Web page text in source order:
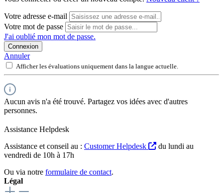
Votre adresse e-mail
Votre mot de passe
J'ai oublié mon mot de passe.
Connexion
Annuler
Afficher les évaluations uniquement dans la langue actuelle.
Aucun avis n'a été trouvé. Partagez vos idées avec d'autres
personnes.
Assistance Helpdesk
Assistance et conseil au : Customer Helpdesk
du lundi au
vendredi de 10h à 17h
Ou via notre formulaire de contact.
Légal